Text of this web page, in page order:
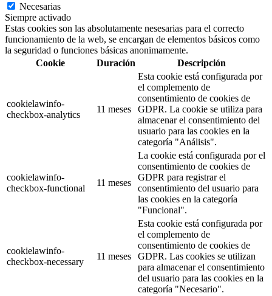
Necesarias
Siempre activado
Estas cookies son las absolutamente nesesarias para el correcto
funcionamiento de la web, se encargan de elementos básicos como
la seguridad o funciones básicas anonimamente.
Cookie
Duración Descripción
cookielawinfo-
checkbox-analytics
11 meses
Esta cookie está configurada por
el complemento de
consentimiento de cookies de
GDPR. La cookie se utiliza para
almacenar el consentimiento del
usuario para las cookies en la
categoría "Análisis".
cookielawinfo-
checkbox-functional
11 meses
La cookie está configurada por el
consentimiento de cookies de
GDPR para registrar el
consentimiento del usuario para
las cookies en la categoría
"Funcional".
cookielawinfo-
checkbox-necessary
11 meses
Esta cookie está configurada por
el complemento de
consentimiento de cookies de
GDPR. Las cookies se utilizan
para almacenar el consentimiento
del usuario para las cookies en la
categoría "Necesario".